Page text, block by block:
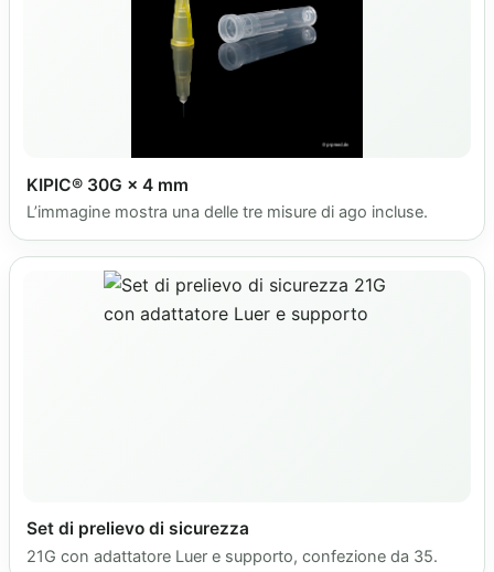
KIPIC® 30G × 4 mm
L’immagine mostra una delle tre misure di ago incluse.
Set di prelievo di sicurezza
21G con adattatore Luer e supporto, confezione da 35.